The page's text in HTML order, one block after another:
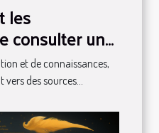
les
consulter un
et de connaissances,
des sources...